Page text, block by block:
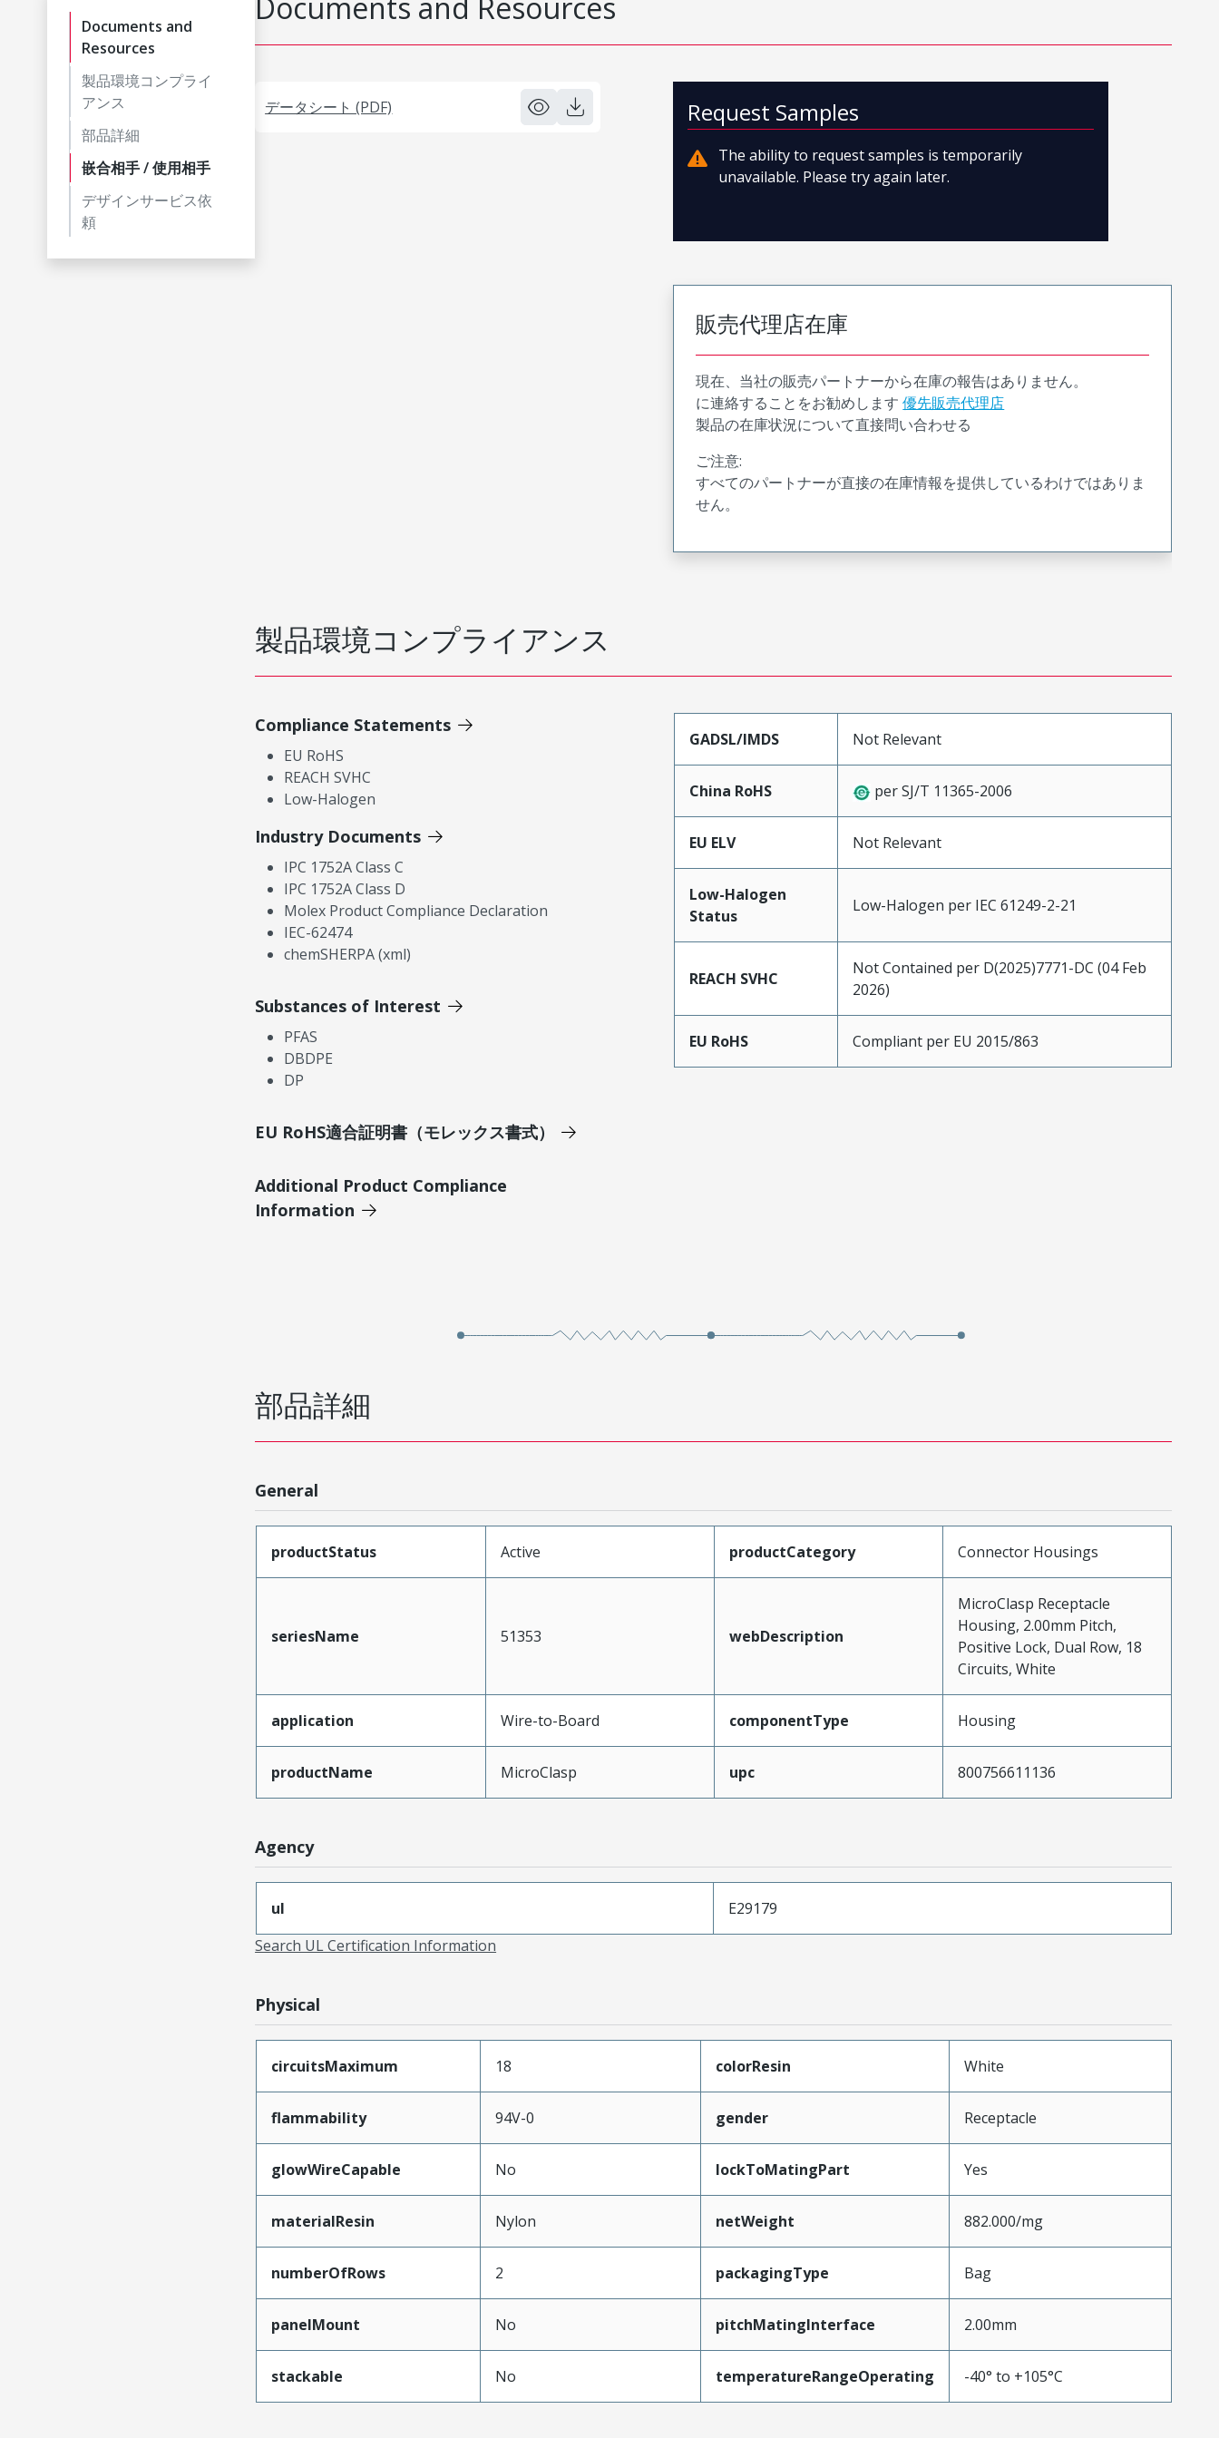
Documents and
Resources
製品環境コンプライ
アンス
部品詳細
嵌合相手 / 使用相手
デザインサービス依
頼
Documents and Resources
データシート (PDF) Request Samples
The ability to request samples is temporarily
unavailable. Please try again later.
販売代理店在庫
現在、当社の販売パートナーから在庫の報告はありません。
に連絡することをお勧めします 優先販売代理店
製品の在庫状況について直接問い合わせる
ご注意:
すべてのパートナーが直接の在庫情報を提供しているわけではありま
せん。
製品環境コンプライアンス
Compliance Statements
EU RoHS
REACH SVHC
Low-Halogen
Industry Documents
IPC 1752A Class C
IPC 1752A Class D
Molex Product Compliance Declaration
IEC-62474
chemSHERPA (xml)
Substances of Interest
PFAS
DBDPE
DP
EU RoHS適合証明書（モレックス書式）
Additional Product Compliance
Information
GADSL/IMDS Not Relevant
China RoHS per SJ/T 11365-2006
EU ELV Not Relevant
Low-Halogen
Status
Low-Halogen per IEC 61249-2-21
REACH SVHC
Not Contained per D(2025)7771-DC (04 Feb
2026)
EU RoHS Compliant per EU 2015/863
部品詳細
General
productStatus Active productCategory Connector Housings
seriesName 51353 webDescription
MicroClasp Receptacle
Housing, 2.00mm Pitch,
Positive Lock, Dual Row, 18
Circuits, White
application Wire-to-Board componentType Housing
productName MicroClasp upc 800756611136
Agency
ul
E29179
Search UL Certification Information
Physical
circuitsMaximum 18 colorResin White
flammability 94V-0 gender Receptacle
glowWireCapable No lockToMatingPart Yes
materialResin Nylon netWeight 882.000/mg
numberOfRows 2 packagingType Bag
panelMount No pitchMatingInterface 2.00mm
stackable No temperatureRangeOperating -40° to +105°C